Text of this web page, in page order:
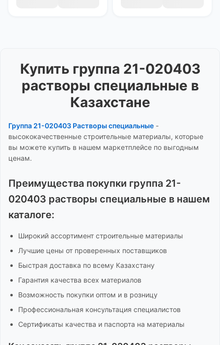
Купить группа 21-020403
растворы специальные в
Казахстане
Группа 21-020403 Растворы специальные -
высококачественные строительные материалы, которые
вы можете купить в нашем маркетплейсе по выгодным
ценам.
Преимущества покупки группа 21-
020403 растворы специальные в нашем
каталоге:
Широкий ассортимент строительные материалы
Лучшие цены от проверенных поставщиков
Быстрая доставка по всему Казахстану
Гарантия качества всех материалов
Возможность покупки оптом и в розницу
Профессиональная консультация специалистов
Сертификаты качества и паспорта на материалы